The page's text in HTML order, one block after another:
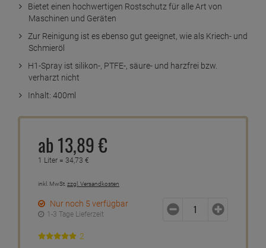
Bietet einen hochwertigen Rostschutz für alle Art von
Maschinen und Geräten
Zur Reinigung ist es ebenso gut geeignet, wie als Kriech- und
Schmieröl
H1-Spray ist silikon-, PTFE-, säure- und harzfrei bzw.
verharzt nicht
Inhalt: 400ml
ab 13,89€
1 Liter = 34,73 €
inkl. MwSt. zzgl. Versandkosten
Nur noch 5 verfügbar
1-3 Tage Lieferzeit
2